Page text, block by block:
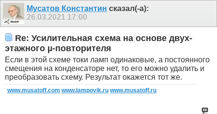
Мусатов Константин сказал(-а):
26.03.2021 17:00
Re: Усилительная схема на основе двух-
этажного µ-повторителя
Если в этой схеме токи ламп одинаковые, а постоянного
смещения на конденсаторе нет, то его можно удалить и
преобразовать схему. Результат окажется тот же.
www.musatoff.com www.lampovik.ru www.musatoff.ru